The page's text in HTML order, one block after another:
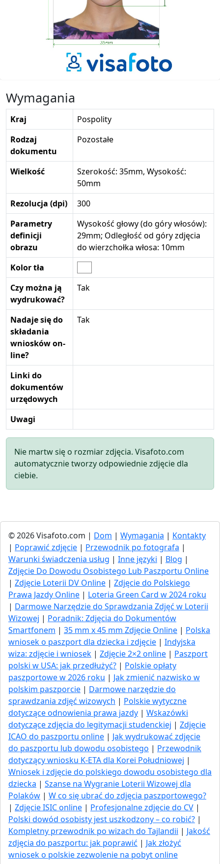
Wymagania
Kraj
Pospolity
Rodzaj
dokumentu
Pozostałe
Wielkość
Szerokość: 35mm, Wysokość:
50mm
Rezolucja (dpi)
300
Parametry
definicji
obrazu
Wysokość głowy (do góry włosów):
29mm; Odległość od góry zdjęcia
do wierzchołka włosa: 10mm
Kolor tła
Czy można ją
wydrukować?
Tak
Nadaje się do
składania
wniosków on-
line?
Tak
Linki do
dokumentów
urzędowych
Uwagi
Nie martw się o rozmiar zdjęcia. Visafoto.com
automatycznie tworzy odpowiednie zdjęcie dla
ciebie.
© 2026 Visafoto.com | Dom | Wymagania | Kontakty
| Poprawić zdjęcie | Przewodnik po fotografa |
Warunki świadczenia usług | Inne języki | Blog |
Zdjęcie Do Dowodu Osobistego Lub Paszportu Online
| Zdjęcie Loterii DV Online | Zdjęcie do Polskiego
Prawa Jazdy Online | Loteria Green Card w 2024 roku
| Darmowe Narzędzie do Sprawdzania Zdjęć w Loterii
Wizowej | Poradnik: Zdjęcia do Dokumentów
Smartfonem | 35 mm x 45 mm Zdjęcie Online | Polska
wniosek o paszport dla dziecka i zdjęcie | Indyjska
wiza: zdjęcie i wniosek | Zdjęcie 2×2 online | Paszport
polski w USA: jak przedłużyć​? | Polskie opłaty
paszportowe w 2026 roku | Jak zmienić nazwisko w
polskim paszporcie | Darmowe narzędzie do
sprawdzania zdjęć wizowych | Polskie wytyczne
dotyczące odnowienia prawa jazdy | Wskazówki
dotyczące zdjęcia do legitymacji studenckiej | Zdjęcie
ICAO do paszportu online | Jak wydrukować zdjęcie
do paszportu lub dowodu osobistego | Przewodnik
dotyczący wniosku K-ETA dla Korei Południowej |
Wniosek i zdjęcie do polskiego dowodu osobistego dla
dziecka | Szanse na Wygranie Loterii Wizowej dla
Polaków | W co się ubrać do zdjęcia paszportowego?
| Zdjęcie ISIC online | Profesjonalne zdjęcie do CV |
Polski dowód osobisty jest uszkodzony – co robić? |
Kompletny przewodnik po wizach do Tajlandii | Jakość
zdjęcia do paszportu: jak poprawić | Jak złożyć
wniosek o polskie zezwolenie na pobyt online